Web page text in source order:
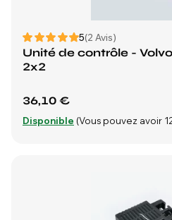
5(2 Avis)
Unité de contrôle -
2x2
36,10 €
Disponible (Vous pouvez avoir